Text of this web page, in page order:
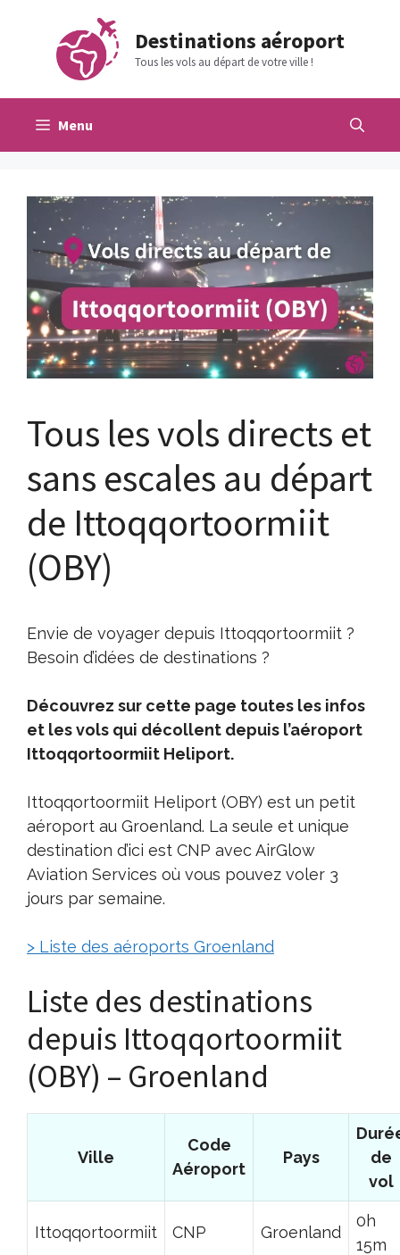
contenu
Destinations aéroport
Tous les vols au départ de votre ville !
Menu
Tous les vols directs et
sans escales au départ
de Ittoqqortoormiit
(OBY)
Envie de voyager depuis Ittoqqortoormiit ?
Besoin d’idées de destinations ?
Découvrez sur cette page toutes les infos
et les vols qui décollent depuis l’aéroport
Ittoqqortoormiit Heliport.
Ittoqqortoormiit Heliport (OBY) est un petit
aéroport au Groenland. La seule et unique
destination d’ici est CNP avec AirGlow
Aviation Services où vous pouvez voler 3
jours par semaine.
> Liste des aéroports Groenland
Liste des destinations
depuis Ittoqqortoormiit
(OBY) – Groenland
Ville
Code
Aéroport
Pays
de
vol
Ittoqqortoormiit CNP Groenland
0h
15m